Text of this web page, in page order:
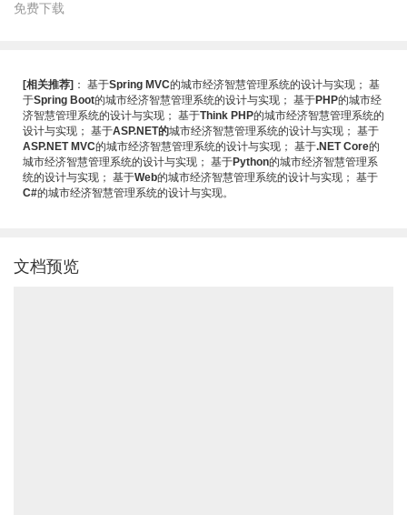
免费下载
[相关推荐] ： 基于Spring MVC的城市经济智慧管理系统的设计与实现 ； 基
于Spring Boot的城市经济智慧管理系统的设计与实现 ； 基于PHP的城市经
济智慧管理系统的设计与实现 ； 基于Think PHP的城市经济智慧管理系统的
设计与实现 ； 基于ASP.NET的城市经济智慧管理系统的设计与实现 ； 基于
ASP.NET MVC的城市经济智慧管理系统的设计与实现 ； 基于.NET Core的
城市经济智慧管理系统的设计与实现 ； 基于Python的城市经济智慧管理系
统的设计与实现 ； 基于Web的城市经济智慧管理系统的设计与实现 ； 基于
C#的城市经济智慧管理系统的设计与实现。
文档预览